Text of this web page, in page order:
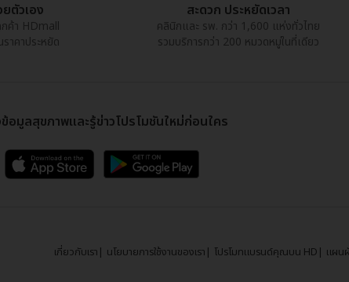
ตัวเอง
ค้า HDmall
าคาประหยัด
สะดวก ประหยัดเวลา
คลินิกและ รพ. กว่า 1,600 แห่งทั่วไทย
รวมบริการกว่า 200 หมวดหมู่ในที่เดียว
ข้อมูลสุขภาพและรู้ข่าวโปรโมชันใหม่ก่อนใคร
เกี่ยวกับเรา นโยบายการใช้งานของเรา โปรโมทแบรนด์คุณบน HD แผน